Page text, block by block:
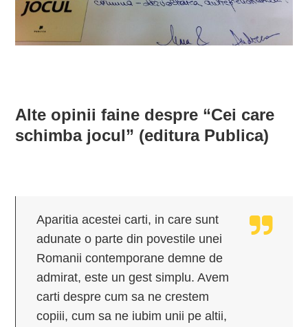
Alte opinii faine despre “Cei care
schimba jocul” (editura Publica)
Aparitia acestei carti, in care sunt
adunate o parte din povestile unei
Romanii contemporane demne de
admirat, este un gest simplu. Avem
carti despre cum sa ne crestem
copiii, cum sa ne iubim unii pe altii,